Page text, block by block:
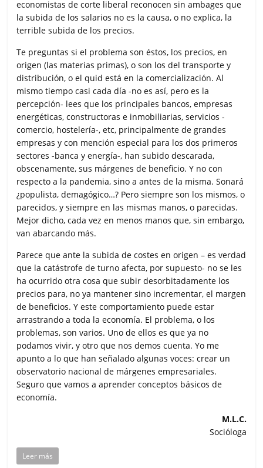
economistas de corte liberal reconocen sin ambages que
la subida de los salarios no es la causa, o no explica, la
terrible subida de los precios.
Te preguntas si el problema son éstos, los precios, en
origen (las materias primas), o son los del transporte y
distribución, o el quid está en la comercialización. Al
mismo tiempo casi cada día -no es así, pero es la
percepción- lees que los principales bancos, empresas
energéticas, constructoras e inmobiliarias, servicios -
comercio, hostelería-, etc, principalmente de grandes
empresas y con mención especial para los dos primeros
sectores -banca y energía-, han subido descarada,
obscenamente, sus márgenes de beneficio. Y no con
respecto a la pandemia, sino a antes de la misma. Sonará
¿populista, demagógico…? Pero siempre son los mismos, o
parecidos, y siempre en las mismas manos, o parecidas.
Mejor dicho, cada vez en menos manos que, sin embargo,
van abarcando más.
Parece que ante la subida de costes en origen – es verdad
que la catástrofe de turno afecta, por supuesto- no se les
ha ocurrido otra cosa que subir desorbitadamente los
precios para, no ya mantener sino incrementar, el margen
de beneficios. Y este comportamiento puede estar
arrastrando a toda la economía. El problema, o los
problemas, son varios. Uno de ellos es que ya no
podamos vivir, y otro que nos demos cuenta. Yo me
apunto a lo que han señalado algunas voces: crear un
observatorio nacional de márgenes empresariales.
Seguro que vamos a aprender conceptos básicos de
economía.
M.L.C.
Socióloga
Leer más